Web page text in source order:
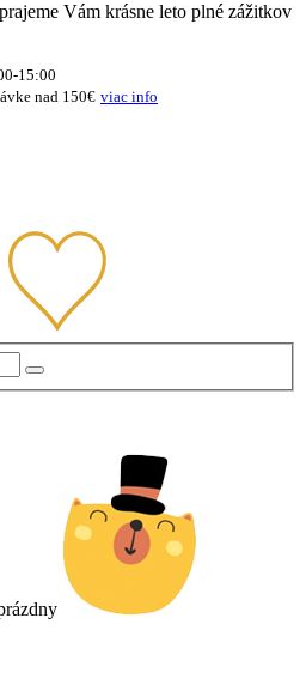
Vám krásne leto plné zážitkov
15:00
nad 150€ viac info